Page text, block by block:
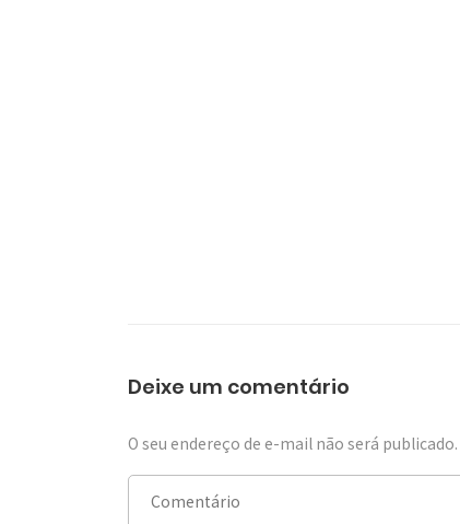
Deixe um comentário
O seu endereço de e-mail não será publicado.